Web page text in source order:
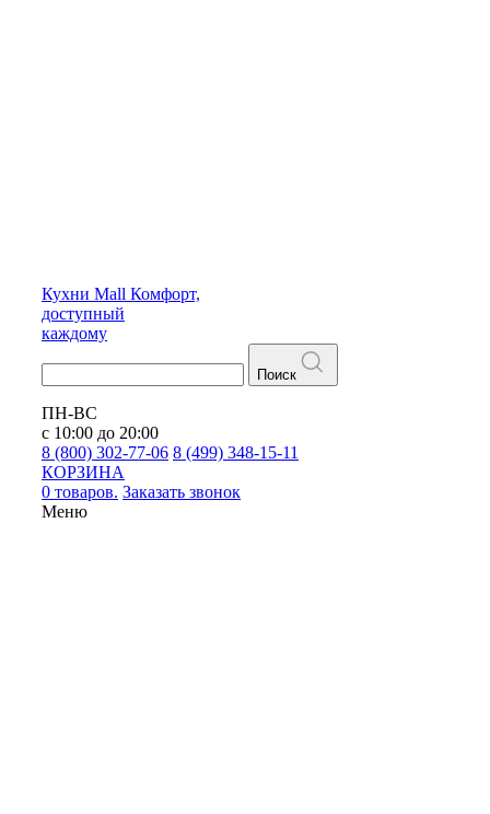
Кухни Mall Комфорт,
доступный
каждому
Поиск
ПН-ВС
с 10:00 до 20:00
8 (800) 302-77-06 8 (499) 348-15-11
КОРЗИНА
0 товаров. Заказать звонок
Меню